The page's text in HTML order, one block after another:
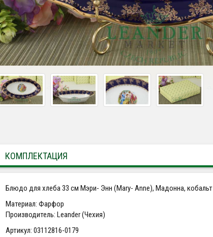
КОМПЛЕКТАЦИЯ
Блюдо для хлеба 33 см Мэри- Энн (Mary- Anne), Мадонна, кобальт
Материал: Фарфор
Производитель: Leander (Чехия)
Артикул: 03112816-0179